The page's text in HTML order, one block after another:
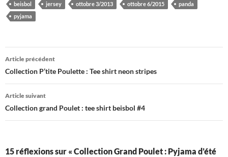
beisbol jersey ottobre 3/2013 ottobre 6/2015
panda
pyjama
Navigation
des
articles
Article précédent
Collection P’tite Poulette : Tee shirt neon stripes
Article suivant
Collection grand Poulet : tee shirt beisbol #4
15 réflexions sur « Collection Grand Poulet : Pyjama d’été